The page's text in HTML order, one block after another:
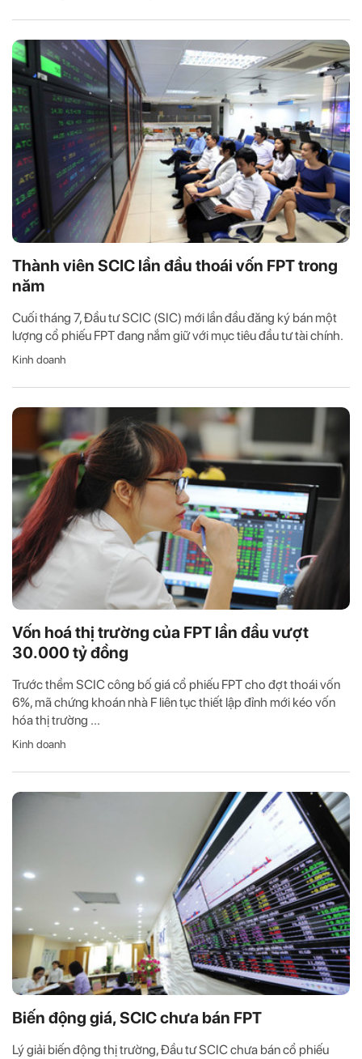
Thành viên SCIC lần đầu thoái vốn FPT trong
năm
Cuối tháng 7, Đầu tư SCIC (SIC) mới lần đầu đăng ký bán một
lượng cổ phiếu FPT đang nắm giữ với mục tiêu đầu tư tài chính.
Kinh doanh
Vốn hoá thị trường của FPT lần đầu vượt
30.000 tỷ đồng
Trước thềm SCIC công bố giá cổ phiếu FPT cho đợt thoái vốn
6%, mã chứng khoán nhà F liên tục thiết lập đỉnh mới kéo vốn
hóa thị trường ...
Kinh doanh
Biến động giá, SCIC chưa bán FPT
Lý giải biến động thị trường, Đầu tư SCIC chưa bán cổ phiếu